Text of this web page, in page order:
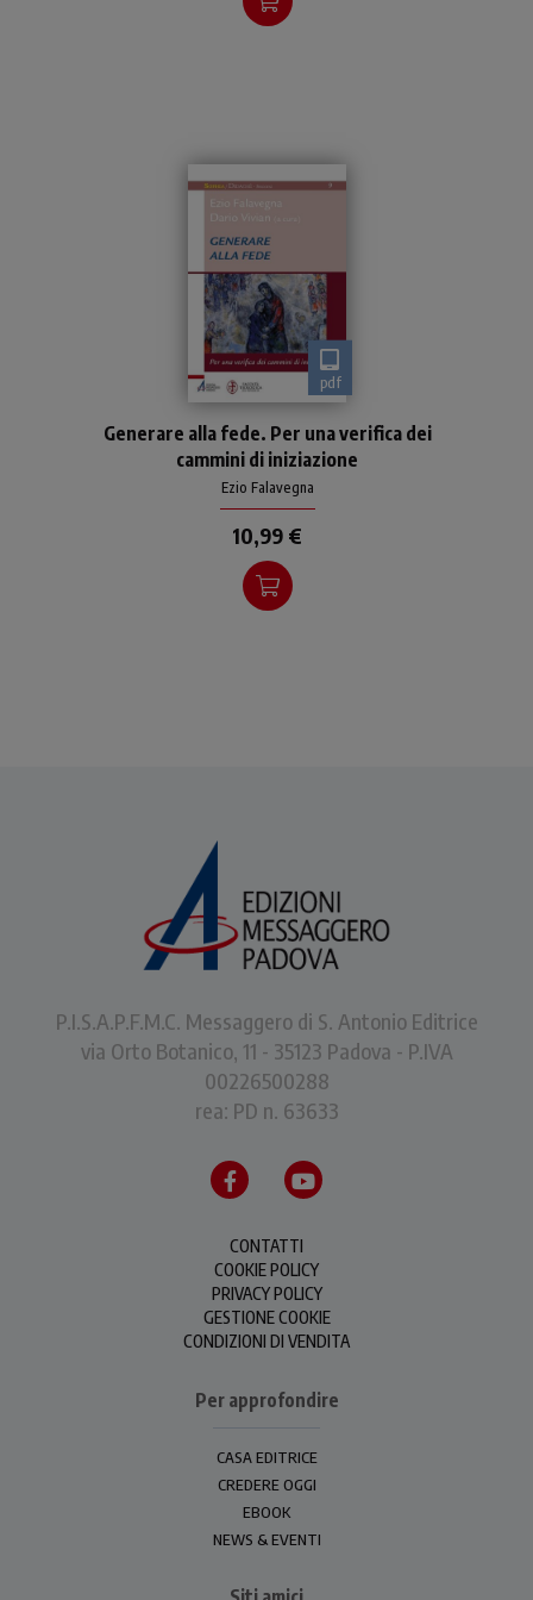
pdf
cruciale della iniziazione
cristiana, mettendola in
relazione alla sfida
educativa che interpel
Generare alla fede. Per una verifica dei
cammini di iniziazione
Ezio Falavegna
10,99 €
P.I.S.A.P.F.M.C. Messaggero di S. Antonio Editrice
via Orto Botanico, 11 - 35123 Padova - P.IVA
00226500288
rea: PD n. 63633
CONTATTI
COOKIE POLICY
PRIVACY POLICY
GESTIONE COOKIE
CONDIZIONI DI VENDITA
Per approfondire
CASA EDITRICE
CREDERE OGGI
EBOOK
NEWS & EVENTI